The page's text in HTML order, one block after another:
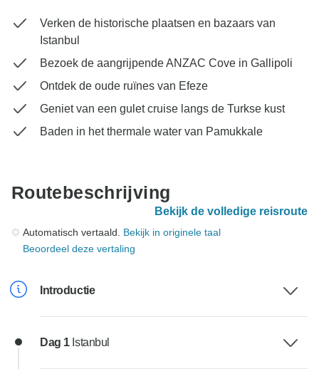
Verken de historische plaatsen en bazaars van
Istanbul
Bezoek de aangrijpende ANZAC Cove in Gallipoli
Ontdek de oude ruïnes van Efeze
Geniet van een gulet cruise langs de Turkse kust
Baden in het thermale water van Pamukkale
Routebeschrijving
Bekijk de volledige reisroute
Automatisch vertaald. Bekijk in originele taal
Beoordeel deze vertaling
Introductie
Dag 1 Istanbul